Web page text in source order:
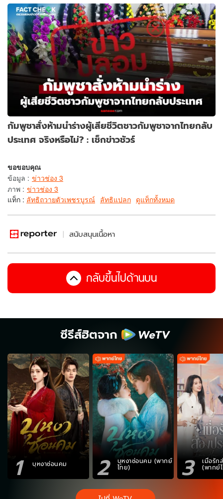
กัมพูชาสั่งห้ามนำร่างผู้เสียชีวิตชาวกัมพูชาจากไทยกลับ
ประเทศ จริงหรือไม่? : เช็กข่าวชัวร์
ขอขอบคุณ
ข้อมูล : ข่าวช่อง 3
ภาพ : ข่าวช่อง 3
แท็ก : ลัทธิถวายตัวเพชรบูรณ์ ลัทธิแปลก ดูแท็กทั้งหมด
สนับสนุนเนื้อหา
กลับขึ้นไปด้านบน
ซีรีส์ฮิตจาก
1 บุหงาซ่อนคม 2 บุหงาซ่อนคม (พากย์
ไทย) 3 เมื่อรัก
(พากย์